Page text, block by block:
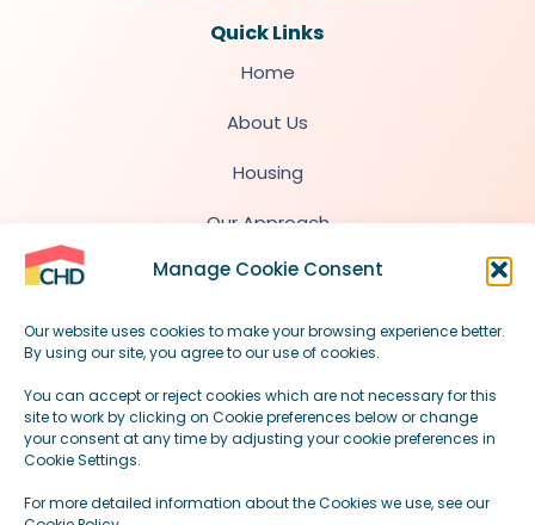
Manage Cookie Consent
Our website uses cookies to make your browsing experience better.
By using our site, you agree to our use of cookies.
You can accept or reject cookies which are not necessary for this
site to work by clicking on Cookie preferences below or change
your consent at any time by adjusting your cookie preferences in
Cookie Settings.
For more detailed information about the Cookies we use, see our
Quick Links
Home
About Us
Housing
Our Approach
Quick Info for Professionals
2510 The Quadrant, Aztec West, Bristol, BS32